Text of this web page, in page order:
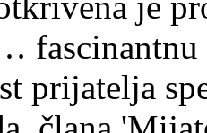
prijatelja